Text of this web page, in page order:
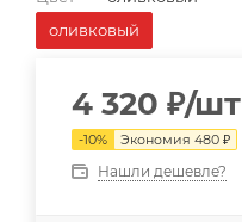
оливковый
4 320 ₽/шт
-10% Экономия 480 ₽
Нашли дешевле?